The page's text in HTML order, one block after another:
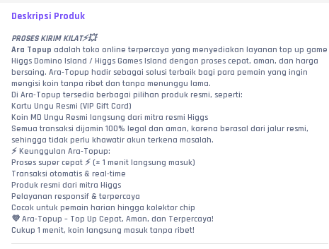
Deskripsi Produk
PROSES KIRIM KILAT⚡💥
Ara Topup adalah toko online terpercaya yang menyediakan layanan top up game
Higgs Domino Island / Higgs Games Island dengan proses cepat, aman, dan harga
bersaing. Ara-Topup hadir sebagai solusi terbaik bagi para pemain yang ingin
mengisi koin tanpa ribet dan tanpa menunggu lama.
Di Ara-Topup tersedia berbagai pilihan produk resmi, seperti:
Kartu Ungu Resmi (VIP Gift Card)
Koin MD Ungu Resmi langsung dari mitra resmi Higgs
Semua transaksi dijamin 100% legal dan aman, karena berasal dari jalur resmi,
sehingga tidak perlu khawatir akun terkena masalah.
⚡ Keunggulan Ara-Topup:
Proses super cepat ⚡ (± 1 menit langsung masuk)
Transaksi otomatis & real-time
Produk resmi dari mitra Higgs
Pelayanan responsif & terpercaya
Cocok untuk pemain harian hingga kolektor chip
💜 Ara-Topup – Top Up Cepat, Aman, dan Terpercaya!
Cukup 1 menit, koin langsung masuk tanpa ribet!